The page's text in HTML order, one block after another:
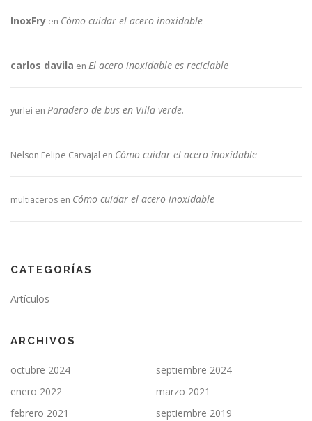
InoxFry en Cómo cuidar el acero inoxidable
carlos davila en El acero inoxidable es reciclable
yurlei en Paradero de bus en Villa verde.
Nelson Felipe Carvajal en Cómo cuidar el acero inoxidable
multiaceros en Cómo cuidar el acero inoxidable
CATEGORÍAS
Artículos
ARCHIVOS
octubre 2024
septiembre 2024
enero 2022
marzo 2021
febrero 2021
septiembre 2019